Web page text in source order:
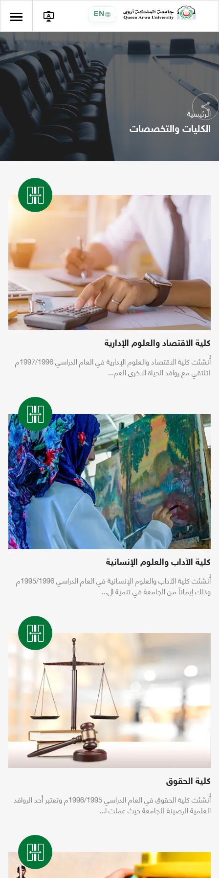
EN
شارك
الرئيسية
الكليات والتخصصات
كلية الاقتصاد والعلوم الإدارية
أُنشئت كلية الاقتصاد والعلوم الإدارية في العام الدراسي 1997/1996م
لتلتقي مع روافد الحياة الاخرى العم...
كلية الآداب والعلوم الإنسانية
أُنشئت كلية الآداب والعلوم الإنسانية في العام الدراسي 1995/1996م
وذلك إيماناً من الجامعة في تنمية ال...
كلية الحقوق
أُنشئت كلية الحقوق في العام الدراسي 1996/1995م وتعتبر أحد الروافد
العلمية الرصينة للجامعة حيث عملت ا...